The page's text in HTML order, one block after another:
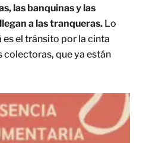
las banquinas y las
a las tranqueras. Lo
es el tránsito por la cinta
colectoras, que ya están